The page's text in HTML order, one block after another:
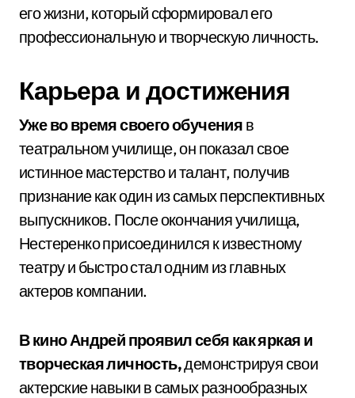
его жизни, который сформировал его
профессиональную и творческую личность.
Карьера и достижения
Уже во время своего обучения в
театральном училище, он показал свое
истинное мастерство и талант, получив
признание как один из самых перспективных
выпускников. После окончания училища,
Нестеренко присоединился к известному
театру и быстро стал одним из главных
актеров компании.
В кино Андрей проявил себя как яркая и
творческая личность,демонстрируя свои
актерские навыки в самых разнообразных